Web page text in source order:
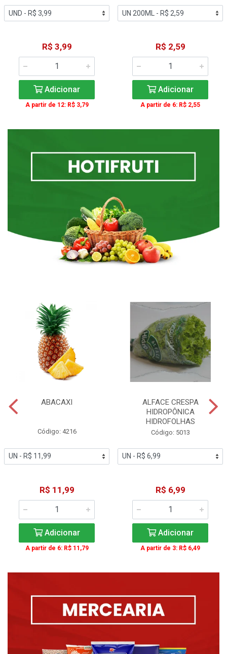
R$ 3,99
Adicionar
A partir de 12: R$ 3,79
R$ 2,59
Adicionar
A partir de 6: R$ 2,55
ABACAXI
Código: 4216
R$ 11,99
Adicionar
A partir de 6: R$ 11,79
ALFACE CRESPA
HIDROPÔNICA
HIDROFOLHAS
Código: 5013
R$ 6,99
Adicionar
A partir de 3: R$ 6,49